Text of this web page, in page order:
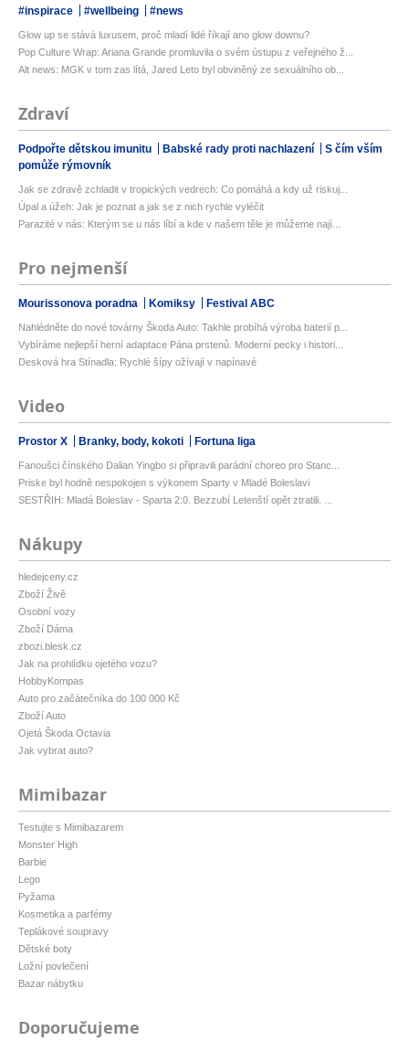
#inspirace #wellbeing #news
Glow up se stává luxusem, proč mladí lidé říkají ano glow downu?
Pop Culture Wrap: Ariana Grande promluvila o svém ústupu z veřejného ž...
Alt news: MGK v tom zas lítá, Jared Leto byl obviněný ze sexuálního ob...
Zdraví
Podpořte dětskou imunitu Babské rady proti nachlazení
S čím vším
pomůže rýmovník
Jak se zdravě zchladit v tropických vedrech: Co pomáhá a kdy už riskuj...
Úpal a úžeh: Jak je poznat a jak se z nich rychle vyléčit
Parazité v nás: Kterým se u nás líbí a kde v našem těle je můžeme nají...
Pro nejmenší
Mourissonova poradna Komiksy Festival ABC
Nahlédněte do nové továrny Škoda Auto: Takhle probíhá výroba baterií p...
Vybíráme nejlepší herní adaptace Pána prstenů. Moderní pecky i histori...
Desková hra Stínadla: Rychlé šípy ožívají v napínavé
Video
Prostor X Branky, body, kokoti Fortuna liga
Fanoušci čínského Dalian Yingbo si připravili parádní choreo pro Stanc...
Priske byl hodně nespokojen s výkonem Sparty v Mladé Boleslavi
SESTŘIH: Mladá Boleslav - Sparta 2:0. Bezzubí Letenští opět ztratili. ...
Nákupy
hledejceny.cz
Zboží Živě
Osobní vozy
Zboží Dáma
zbozi.blesk.cz
Jak na prohlídku ojetého vozu?
HobbyKompas
Auto pro začátečníka do 100 000 Kč
Zboží Auto
Ojetá Škoda Octavia
Jak vybrat auto?
Mimibazar
Testujte s Mimibazarem
Monster High
Barbie
Lego
Pyžama
Kosmetika a parfémy
Teplákové soupravy
Dětské boty
Ložní povlečení
Bazar nábytku
Doporučujeme